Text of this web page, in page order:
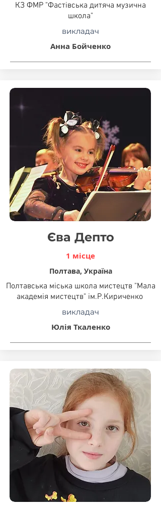
КЗ ФМР "Фастівська дитяча музична
школа"
викладач
Анна Бойченко
Єва Депто
1 місце
Полтава, Україна
Полтавська міська школа мистецтв "Мала
академія мистецтв" ім.Р.Кириченко
викладач
Юлія Ткаленко